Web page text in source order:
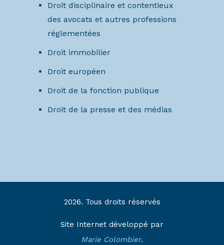
Droit disciplinaire et contentieux
des avocats et autres professions
réglementées
Droit immobilier
Droit européen
Droit de la fonction publique
Droit de la presse et des médias
2026. Tous droits réservés
Site Internet développé par
Marie Colombier.